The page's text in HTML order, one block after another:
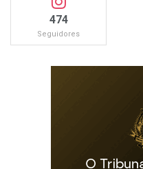
474
Seguidores